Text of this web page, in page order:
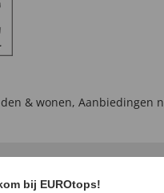
& wonen, Aanbiedingen
bij EUROtops!